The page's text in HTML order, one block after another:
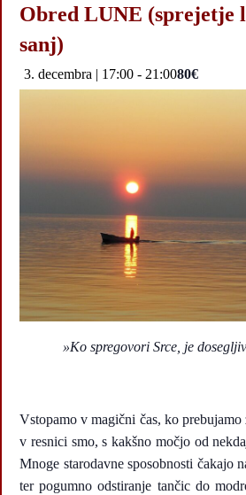
Obred LUNE (sprejetje
sanj)
3. decembra | 17:00 - 21:0080€
»Ko spregovori Srce, je
Vstopamo v magični čas, ko prebujamo
v resnici smo, s kakšno močjo od
Mnoge starodavne sposobnosti čakajo
ter pogumno odstiranje tančic do